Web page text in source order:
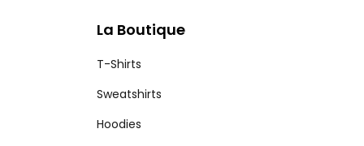
La Boutique
T-Shirts
Sweatshirts
Hoodies